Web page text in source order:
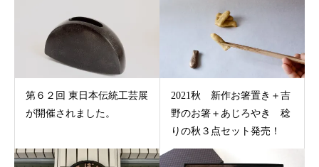
第６２回 東日本伝統工芸展
が開催されました。
2021秋 新作お箸置き＋吉
野のお箸＋あじろやき 稔
りの秋３点セット発売！